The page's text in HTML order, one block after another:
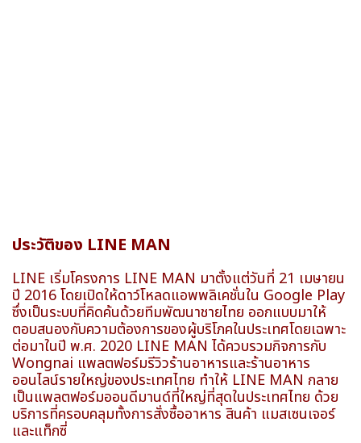
ประวัติของ LINE MAN
LINE เริ่มโครงการ LINE MAN มาตั้งแต่วันที่ 21 เมษายน
ปี 2016 โดยเปิดให้ดาว์โหลดแอพพลิเคชั่นใน Google Play
ซึ่งเป็นระบบที่คิดค้นด้วยทีมพัฒนาชายไทย ออกแบบมาให้
ตอบสนองกับความต้องการของผู้บริโภคในประเทศโดยเฉพาะ
ต่อมาในปี พ.ศ. 2020 LINE MAN ได้ควบรวมกิจการกับ
Wongnai แพลตฟอร์มรีวิวร้านอาหารและร้านอาหาร
ออนไลน์รายใหญ่ของประเทศไทย ทำให้ LINE MAN กลาย
เป็นแพลตฟอร์มออนดีมานด์ที่ใหญ่ที่สุดในประเทศไทย ด้วย
บริการที่ครอบคลุมทั้งการสั่งซื้ออาหาร สินค้า แมสเซนเจอร์
และแท็กซี่